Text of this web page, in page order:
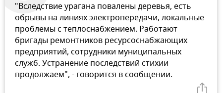
"Вследствие урагана повалены деревья, есть
обрывы на линиях электропередачи, локальные
проблемы с теплоснабжением. Работают
бригады ремонтников ресурсоснабжающих
предприятий, сотрудники муниципальных
служб. Устранение последствий стихии
продолжаем", - говорится в сообщении.